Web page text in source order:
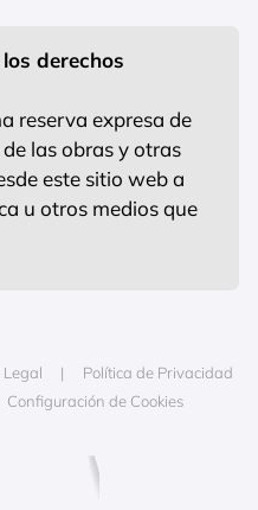
derechos
reserva expresa de
las obras y otras
este sitio web a
u otros medios que
Legal
Política de Privacidad
Configuración de Cookies